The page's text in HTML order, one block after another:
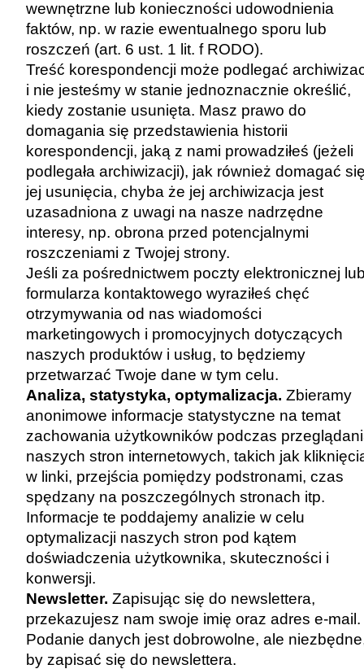
wewnętrzne lub konieczności udowodnienia
faktów, np. w razie ewentualnego sporu lub
roszczeń (art. 6 ust. 1 lit. f RODO).
Treść korespondencji może podlegać
i nie jesteśmy w stanie jednoznacznie określić,
kiedy zostanie usunięta. Masz prawo do
domagania się przedstawienia historii
korespondencji, jaką z nami prowadziłeś (jeżeli
podlegała archiwizacji), jak również domagać
jej usunięcia, chyba że jej archiwizacja jest
uzasadniona z uwagi na nasze nadrzędne
interesy, np. obrona przed potencjalnymi
roszczeniami z Twojej strony.
Jeśli za pośrednictwem poczty elektronicznej
formularza kontaktowego wyraziłeś chęć
otrzymywania od nas wiadomości
marketingowych i promocyjnych dotyczących
naszych produktów i usług, to będziemy
przetwarzać Twoje dane w tym celu.
Analiza, statystyka, optymalizacja. Zbieramy
anonimowe informacje statystyczne na temat
zachowania użytkowników podczas
naszych stron internetowych, takich jak
w linki, przejścia pomiędzy podstronami, czas
spędzany na poszczególnych stronach itp.
Informacje te poddajemy analizie w celu
optymalizacji naszych stron pod kątem
doświadczenia użytkownika, skuteczności i
konwersji.
Newsletter. Zapisując się do newslettera,
przekazujesz nam swoje imię oraz adres e-mail.
Podanie danych jest dobrowolne, ale
by zapisać się do newslettera.